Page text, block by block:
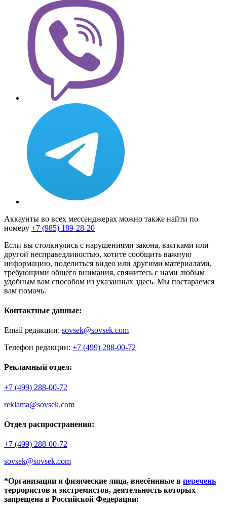
Аккаунты во всех мессенджерах можно также найти по
номеру +7 (985) 189-28-20
Если вы столкнулись с нарушениями закона, взятками или
другой несправедливостью, хотите сообщить важную
информацию, поделиться видео или другими материалами,
требующими общего внимания, свяжитесь с нами любым
удобным вам способом из указанных здесь. Мы постараемся
вам помочь.
Контактные данные:
Email редакции: sovsek@sovsek.com
Телефон редакции: +7 (499) 288-00-72
Рекламный отдел:
+7 (499) 288-00-72
reklama@sovsek.com
Отдел распространения:
+7 (499) 288-00-72
sovsek@sovsek.com
*Организации и физические лица, внесённные в перечень
террористов и экстремистов, деятельность которых
запрещена в Российской Федерации: